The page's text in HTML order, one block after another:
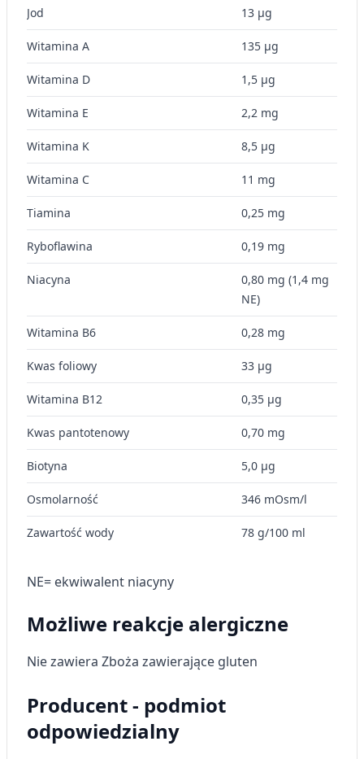
Jod 13 µg
Witamina A 135 µg
Witamina D 1,5 µg
Witamina E 2,2 mg
Witamina K 8,5 µg
Witamina C 11 mg
Tiamina 0,25 mg
Ryboflawina 0,19 mg
Niacyna
0,80 mg (1,4 mg
NE)
Witamina B6 0,28 mg
Kwas foliowy 33 µg
Witamina B12 0,35 µg
Kwas pantotenowy 0,70 mg
Biotyna 5,0 µg
Osmolarność 346 mOsm/l
Zawartość wody 78 g/100 ml
NE= ekwiwalent niacyny
Możliwe reakcje alergiczne
Nie zawiera Zboża zawierające gluten
Producent - podmiot
odpowiedzialny